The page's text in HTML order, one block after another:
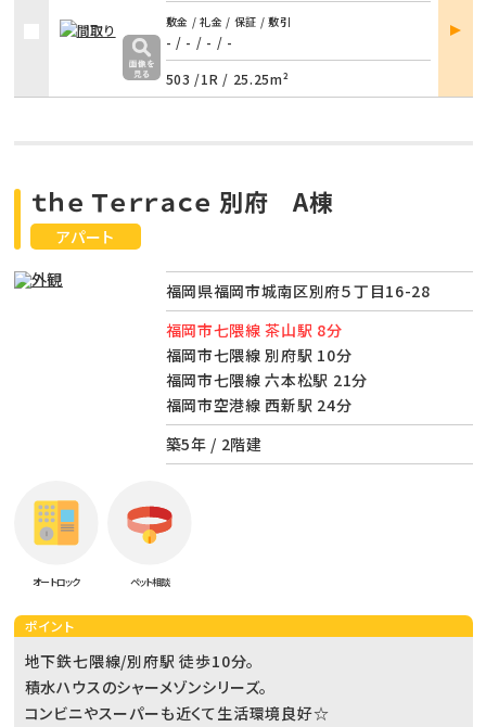
敷金 / 礼金 / 保証 / 敷引
- / - / - / -
503 /1R / 25.25m²
部屋
詳細
アパート
ｔｈｅ Ｔｅｒｒａｃｅ 別府 A棟
福岡県福岡市城南区別府５丁目16-28
福岡市七隈線 茶山駅 8分
福岡市七隈線 別府駅 10分
福岡市七隈線 六本松駅 21分
福岡市空港線 西新駅 24分
築5年 / 2階建
オートロック ペット相談
ポイント
地下鉄七隈線/別府駅 徒歩10分。
積水ハウスのシャーメゾンシリーズ。
コンビニやスーパーも近くて生活環境良好☆